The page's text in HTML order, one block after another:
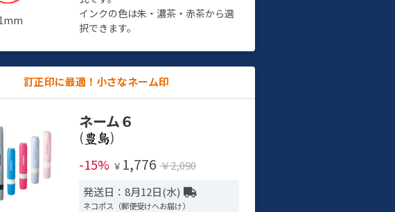
インクの色は朱・濃茶・赤茶から選
択できます。
訂正印に最適！小さなネーム印
ネーム６
(
)
-15% ￥ 1,776 ￥2,090
発送日：8月12日(水)
ネコポス（郵便受けへお届け）